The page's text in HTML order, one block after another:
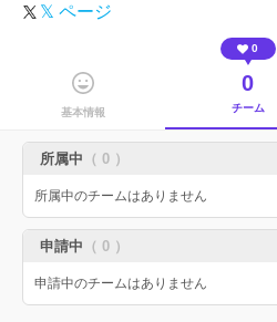
𝕏 ページ
基本情報
0
0
チーム
所属中 （ 0 ）
所属中のチームはありません
申請中 （ 0 ）
申請中のチームはありません